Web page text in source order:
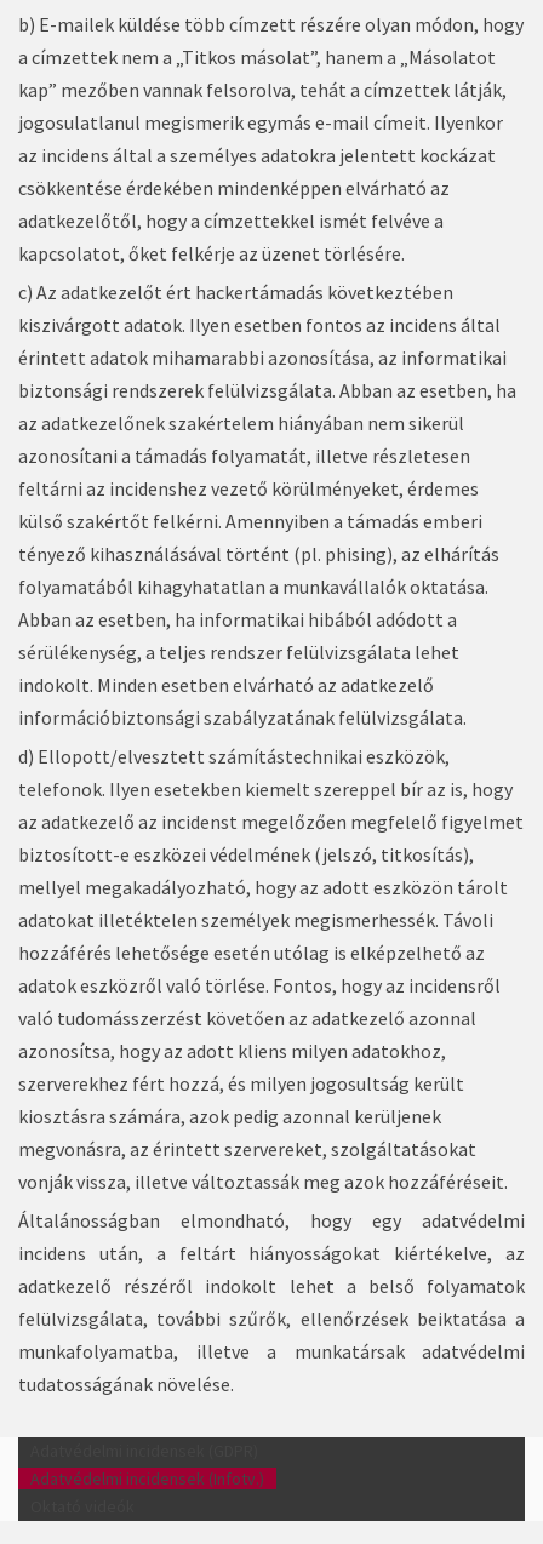
b) E-mailek küldése több címzett részére olyan módon, hogy
a címzettek nem a „Titkos másolat”, hanem a „Másolatot
kap” mezőben vannak felsorolva, tehát a címzettek látják,
jogosulatlanul megismerik egymás e-mail címeit. Ilyenkor
az incidens által a személyes adatokra jelentett kockázat
csökkentése érdekében mindenképpen elvárható az
adatkezelőtől, hogy a címzettekkel ismét felvéve a
kapcsolatot, őket felkérje az üzenet törlésére.
c) Az adatkezelőt ért hackertámadás következtében
kiszivárgott adatok. Ilyen esetben fontos az incidens által
érintett adatok mihamarabbi azonosítása, az informatikai
biztonsági rendszerek felülvizsgálata. Abban az esetben, ha
az adatkezelőnek szakértelem hiányában nem sikerül
azonosítani a támadás folyamatát, illetve részletesen
feltárni az incidenshez vezető körülményeket, érdemes
külső szakértőt felkérni. Amennyiben a támadás emberi
tényező kihasználásával történt (pl. phising), az elhárítás
folyamatából kihagyhatatlan a munkavállalók oktatása.
Abban az esetben, ha informatikai hibából adódott a
sérülékenység, a teljes rendszer felülvizsgálata lehet
indokolt. Minden esetben elvárható az adatkezelő
információbiztonsági szabályzatának felülvizsgálata.
d) Ellopott/elvesztett számítástechnikai eszközök,
telefonok. Ilyen esetekben kiemelt szereppel bír az is, hogy
az adatkezelő az incidenst megelőzően megfelelő figyelmet
biztosított-e eszközei védelmének (jelszó, titkosítás),
mellyel megakadályozható, hogy az adott eszközön tárolt
adatokat illetéktelen személyek megismerhessék. Távoli
hozzáférés lehetősége esetén utólag is elképzelhető az
adatok eszközről való törlése. Fontos, hogy az incidensről
való tudomásszerzést követően az adatkezelő azonnal
azonosítsa, hogy az adott kliens milyen adatokhoz,
szerverekhez fért hozzá, és milyen jogosultság került
kiosztásra számára, azok pedig azonnal kerüljenek
megvonásra, az érintett szervereket, szolgáltatásokat
vonják vissza, illetve változtassák meg azok hozzáféréseit.
Általánosságban elmondható, hogy egy adatvédelmi
incidens után, a feltárt hiányosságokat kiértékelve, az
adatkezelő részéről indokolt lehet a belső folyamatok
felülvizsgálata, további szűrők, ellenőrzések beiktatása a
munkafolyamatba, illetve a munkatársak adatvédelmi
tudatosságának növelése.
Adatvédelmi incidensek (Infotv.)